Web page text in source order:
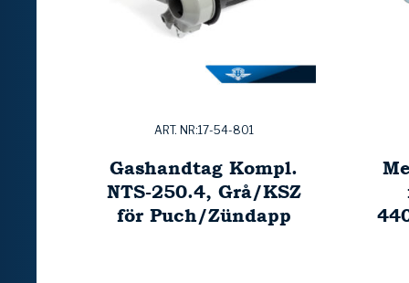
ART. NR:17-54-801
Gashandtag Kompl.
NTS-250.4, Grå/KSZ
för Puch/Zündapp